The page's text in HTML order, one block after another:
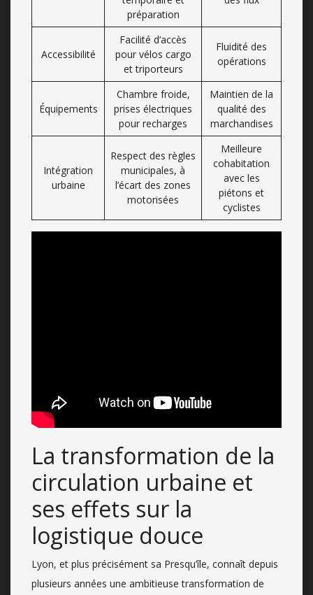
préparation
Accessibilité
Facilité d’accès
pour vélos cargo
et triporteurs
Fluidité des
opérations
Équipements
Chambre froide,
prises électriques
pour recharges
Maintien de la
qualité des
marchandises
Intégration
urbaine
Respect des règles
municipales, à
l’écart des zones
motorisées
Meilleure
cohabitation
avec les
piétons et
cyclistes
La transformation de la
circulation urbaine et
ses effets sur la
logistique douce
Lyon, et plus précisément sa Presqu’île, connaît depuis
plusieurs années une ambitieuse transformation de